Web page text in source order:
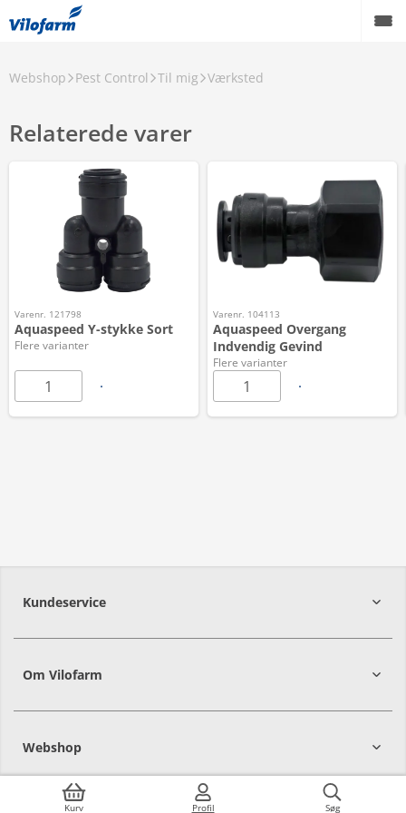
Kurv Profil Søg
Webshop Pest Control Til mig Værksted
Relaterede varer
Varenr. 121798
Aquaspeed Y-stykke Sort
Flere varianter
Varenr. 104113
Aquaspeed Overgang
Indvendig Gevind
Flere varianter
Kundeservice
Om Vilofarm
Webshop